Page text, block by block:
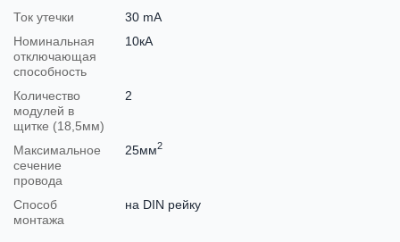
Ток утечки
30 mA
Номинальная
отключающая
способность
10кА
Количество
модулей в
щитке (18,5мм)
2
Максимальное
сечение
провода
25мм2
Способ
монтажа
на DIN рейку